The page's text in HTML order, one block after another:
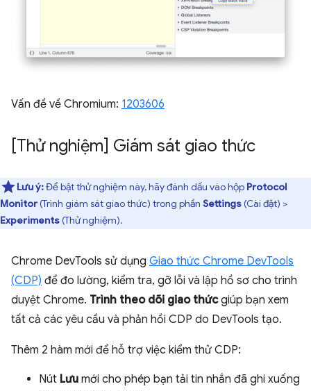
Vấn đề về Chromium: 1203606
[Thử nghiệm] Giám sát giao thức
Lưu ý:Để bật thử nghiệm này, hãy đánh dấu vào hộp Protocol
Monitor(Trình giám sát giao thức) trong phần Settings(Cài đặt) >
Experiments(Thử nghiệm).
Chrome DevTools sử dụng Giao thức Chrome DevTools
(CDP) để đo lường, kiểm tra, gỡ lỗi và lập hồ sơ cho trình
duyệt Chrome. Trình theo dõi giao thứcgiúp bạn xem
tất cả các yêu cầu và phản hồi CDP do DevTools tạo.
Thêm 2 hàm mới để hỗ trợ việc kiểm thử CDP:
Nút Lưu mới cho phép bạn tải tin nhắn đã ghi xuống